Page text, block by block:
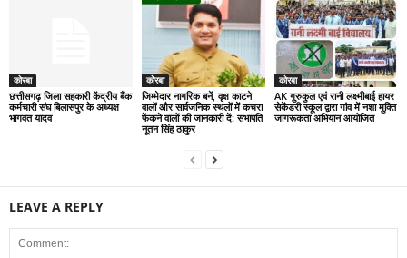
कोरबा
छत्तीसगढ़ जिला सहकारी केंद्रीय बैंक
कर्मचारी संघ बिलासपुर के अध्यक्ष
भागवत यादव
कोरबा
जिम्मेदार नागरिक बनें, वृक्ष काटने
वालों और सार्वजनिक स्थलों में कचरा
फेंकने वालों की जानकारी दें: सभापति
नूतन सिंह ठाकुर
कोरबा
AK गुरुकुल एवं रानी लक्ष्मीबाई हायर
सेकेंडरी स्कूल द्वारा गांव में नशा मुक्ति
जागरूकता अभियान आयोजित
LEAVE A REPLY